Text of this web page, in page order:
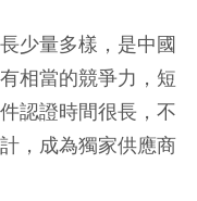
少量多樣，是中國
相當的競爭力，短
認證時間很長，不
，成為獨家供應商